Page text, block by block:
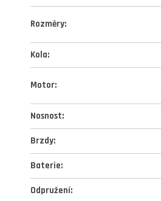
Rozměry:
Kola:
Motor:
Nosnost:
Brzdy:
Baterie:
Odpružení: